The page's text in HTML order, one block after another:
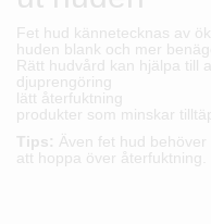
Fet hud kännetecknas av
huden blank och mer
Rätt hudvård kan hjälpa till
djuprengöring
lätt återfuktning
produkter som minskar
Tips: Även fet hud
att hoppa över återfuktning.